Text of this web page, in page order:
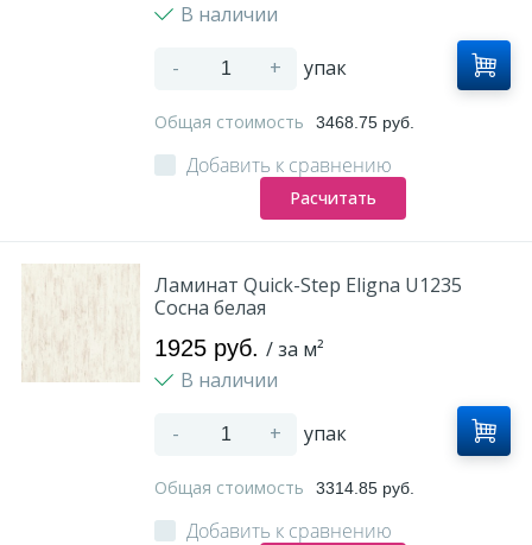
В наличии
- + упак
Общая стоимость 3468.75 руб.
Добавить к сравнению
Расчитать
Ламинат Quick-Step Eligna U1235
Сосна белая
1925 руб. / за м²
В наличии
- + упак
Общая стоимость 3314.85 руб.
Добавить к сравнению